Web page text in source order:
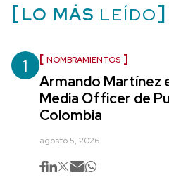
LO MÁS LEÍDO
1 NOMBRAMIENTOS
Armando Martínez
Media Officer de
Colombia
agosto 5, 2026